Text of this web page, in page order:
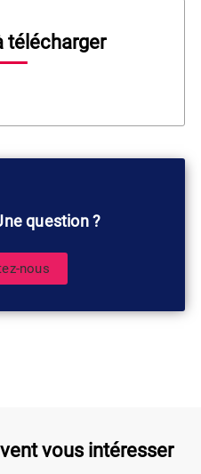
télécharger
question ?
nous
vous intéresser